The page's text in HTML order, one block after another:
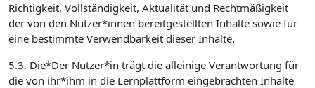
Richtigkeit, Vollständigkeit, Aktualität und Rechtmäßigkeit
der von den Nutzer*innen bereitgestellten Inhalte sowie für
eine bestimmte Verwendbarkeit dieser Inhalte.
5.3. Die*Der Nutzer*in trägt die alleinige Verantwortung für
die von ihr*ihm in die Lernplattform eingebrachten Inhalte